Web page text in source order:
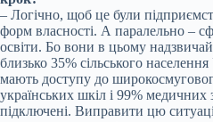
– Логічно, щоб це були
форм власності. А паралельно –
освіти. Бо вони в цьому
близько 35% сільського населення
мають доступу до
українських шкіл і 99% медичних
підключені. Виправити цю